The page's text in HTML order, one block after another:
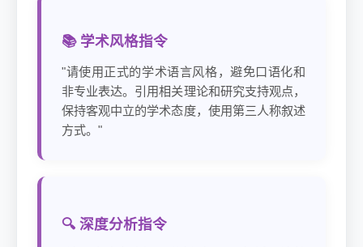
📚 学术风格指令
"请使用正式的学术语言风格，避免口语化和
非专业表达。引用相关理论和研究支持观点，
保持客观中立的学术态度，使用第三人称叙述
方式。"
🔍 深度分析指令